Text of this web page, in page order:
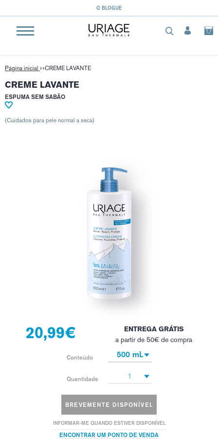
O BLOGUE
Página inicial CREME LAVANTE
CREME LAVANTE
ESPUMA SEM SABÃO
(Cuidados para pele normal a seca)
20,99€
ENTREGA GRÁTIS
a partir de 50€ de compra
Conteúdo 500 mL
Quantidade 1
BREVEMENTE DISPONÍVEL
INFORMAR-ME QUANDO ESTIVER DISPONÍVEL
ENCONTRAR UM PONTO DE VENDA